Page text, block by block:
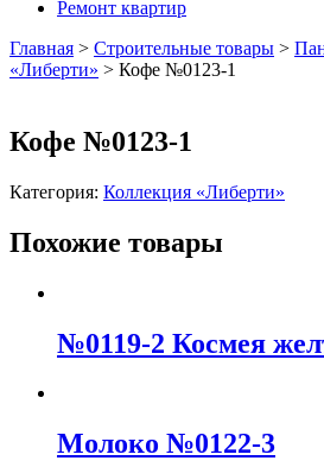
Ремонт квартир
Главная > Строительные товары >
«Либерти» > Кофе №0123-1
Кофе №0123-1
Категория: Коллекция «Либерти»
Похожие товары
№0119-2 Космея
Молоко №0122-3